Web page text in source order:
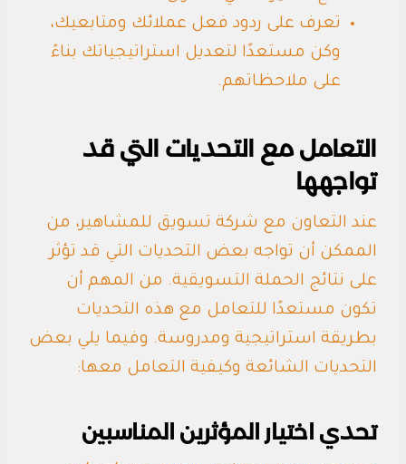
تعرف على ردود فعل عملائك ومتابعيك،
وكن مستعدًا لتعديل استراتيجياتك بناءً
على ملاحظاتهم.
التعامل مع التحديات التي قد
تواجهها
عند التعاون مع شركة تسويق للمشاهير، من
الممكن أن تواجه بعض التحديات التي قد تؤثر
على نتائج الحملة التسويقية. من المهم أن
تكون مستعدًا للتعامل مع هذه التحديات
بطريقة استراتيجية ومدروسة. وفيما يلي بعض
التحديات الشائعة وكيفية التعامل معها:
تحدي اختيار المؤثرين المناسبين